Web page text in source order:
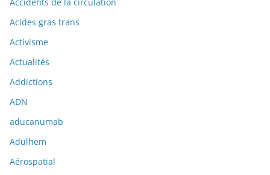
Acides gras trans
Activisme
Actualités
Addictions
ADN
aducanumab
Adulhem
Aérospatial